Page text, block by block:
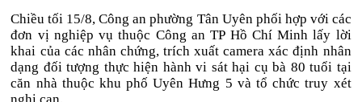
Chiều tối 15/8, Công an phường Tân Uyên phối hợp với các
đơn vị nghiệp vụ thuộc Công an TP Hồ Chí Minh lấy lời
khai của các nhân chứng, trích xuất camera xác định nhân
dạng đối tượng thực hiện hành vi sát hại cụ bà 80 tuổi tại
căn nhà thuộc khu phố Uyên Hưng 5 và tổ chức truy xét